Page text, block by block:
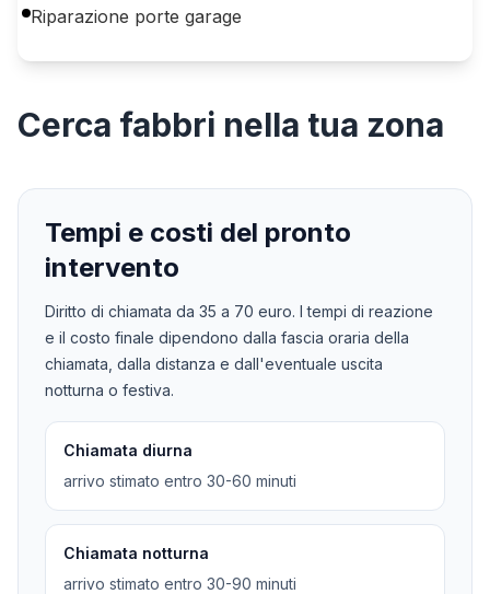
Riparazione porte garage
Cerca fabbri nella tua zona
Tempi e costi del pronto
intervento
Diritto di chiamata da 35 a 70 euro. I tempi di reazione
e il costo finale dipendono dalla fascia oraria della
chiamata, dalla distanza e dall'eventuale uscita
notturna o festiva.
Chiamata diurna
arrivo stimato entro 30-60 minuti
Chiamata notturna
arrivo stimato entro 30-90 minuti